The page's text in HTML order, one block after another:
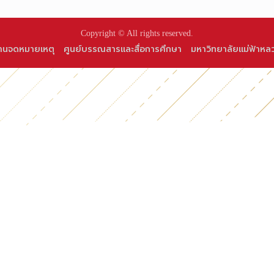
Copyright © All rights reserved.
นจดหมายเหตุ ศูนย์บรรณสารและสื่อการศึกษา มหาวิทยาลัยแม่ฟ้าหล